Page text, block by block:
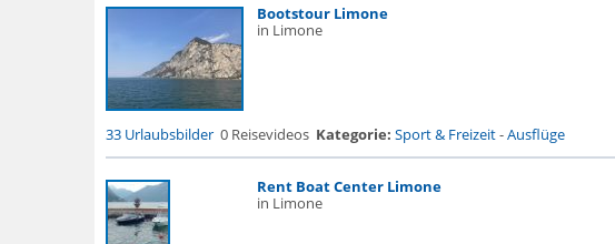
Bootstour Limone
in Limone
33 Urlaubsbilder 0 Reisevideos Kategorie: Sport & Freizeit-Ausflüge
Rent Boat Center Limone
in Limone